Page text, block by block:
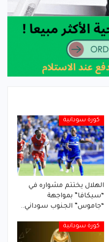
كورة سودانية
الهلال يختتم مشواره في
“سيكافا” بمواجهة
“جاموس” الجنوب سوداني..
كورة سودانية